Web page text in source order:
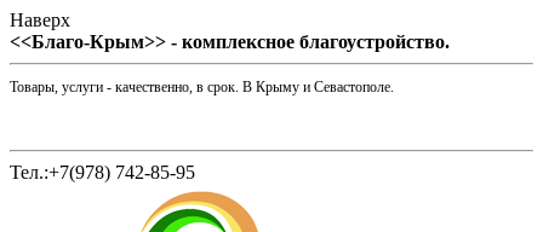
Наверх
<<Благо-Крым>> - комплексное благоустройство.
Товары, услуги - качественно, в срок. В Крыму и Севастополе.
Тел.:+7(978) 742-85-95